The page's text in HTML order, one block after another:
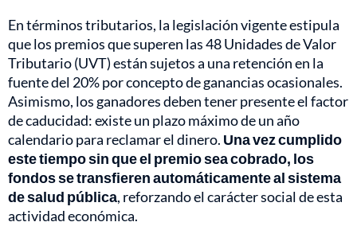
En términos tributarios, la legislación vigente estipula
que los premios que superen las 48 Unidades de Valor
Tributario (UVT) están sujetos a una retención en la
fuente del 20% por concepto de ganancias ocasionales.
Asimismo, los ganadores deben tener presente el factor
de caducidad: existe un plazo máximo de un año
calendario para reclamar el dinero. Una vez cumplido
este tiempo sin que el premio sea cobrado, los
fondos se transfieren automáticamente al sistema
de salud pública, reforzando el carácter social de esta
actividad económica.